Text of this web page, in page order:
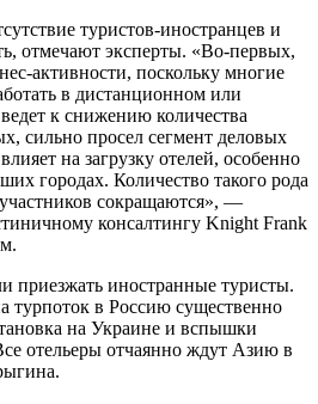
туристов-иностранцев и
отмечают эксперты. «Во-первых,
активности, поскольку многие
в дистанционном или
к снижению количества
сильно просел сегмент деловых
на загрузку отелей, особенно
городах. Количество такого рода
сокращаются», —
консалтингу Knight Frank
приезжать иностранные туристы.
турпоток в Россию существенно
на Украине и вспышки
отельеры отчаянно ждут Азию в